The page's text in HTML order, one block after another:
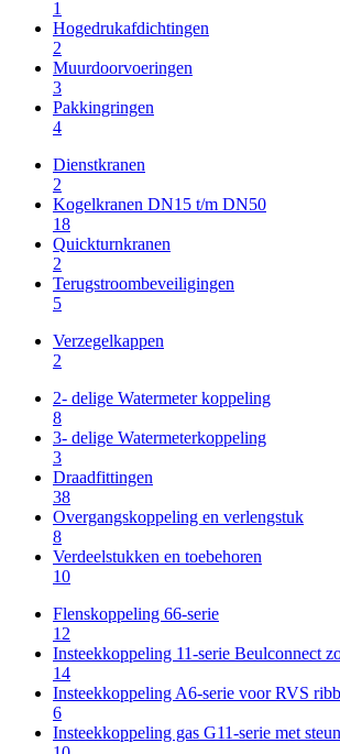
1
Hogedrukafdichtingen
2
Muurdoorvoeringen
3
Pakkingringen
4
Dienstkranen
2
Kogelkranen DN15 t/m DN50
18
Quickturnkranen
2
Terugstroombeveiligingen
5
Verzegelkappen
2
2- delige Watermeter koppeling
8
3- delige Watermeterkoppeling
3
Draadfittingen
38
Overgangskoppeling en verlengstuk
8
Verdeelstukken en toebehoren
10
Flenskoppeling 66-serie
12
Insteekkoppeling 11-serie Beulconnect
14
Insteekkoppeling A6-serie voor RVS
6
Insteekkoppeling gas G11-serie met